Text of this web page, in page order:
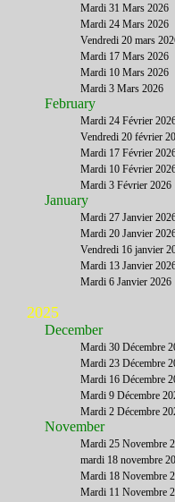
Mardi 31 Mars 2026
Mardi 24 Mars 2026
Vendredi 20 mars
Mardi 17 Mars 2026
Mardi 10 Mars 2026
Mardi 3 Mars 2026
February
Mardi 24 Février
Vendredi 20 février
Mardi 17 Février
Mardi 10 Février
Mardi 3 Février 2026
January
Mardi 27 Janvier
Mardi 20 Janvier
Vendredi 16 janvier
Mardi 13 Janvier
Mardi 6 Janvier 2026
2025
December
Mardi 30 Décembre
Mardi 23 Décembre
Mardi 16 Décembre
Mardi 9 Décembre
Mardi 2 Décembre
November
Mardi 25 Novembre
mardi 18 novembre
Mardi 18 Novembre
Mardi 11 Novembre